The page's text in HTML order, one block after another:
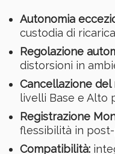
Autonomia
custodia di
Regolazione
distorsioni in
Cancellazione
livelli Base e Alto
Registrazione
flessibilità in
Compatibilità: